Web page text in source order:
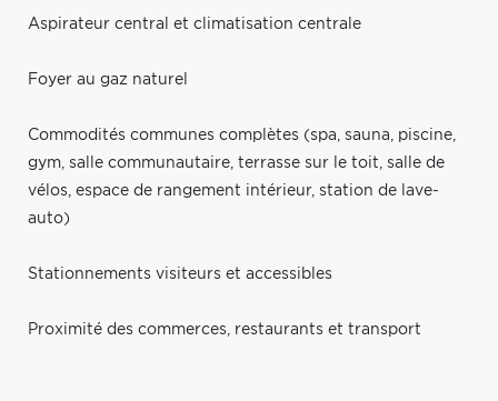
Aspirateur central et climatisation centrale
Foyer au gaz naturel
Commodités communes complètes (spa, sauna, piscine,
gym, salle communautaire, terrasse sur le toit, salle de
vélos, espace de rangement intérieur, station de lave-
auto)
Stationnements visiteurs et accessibles
Proximité des commerces, restaurants et transport